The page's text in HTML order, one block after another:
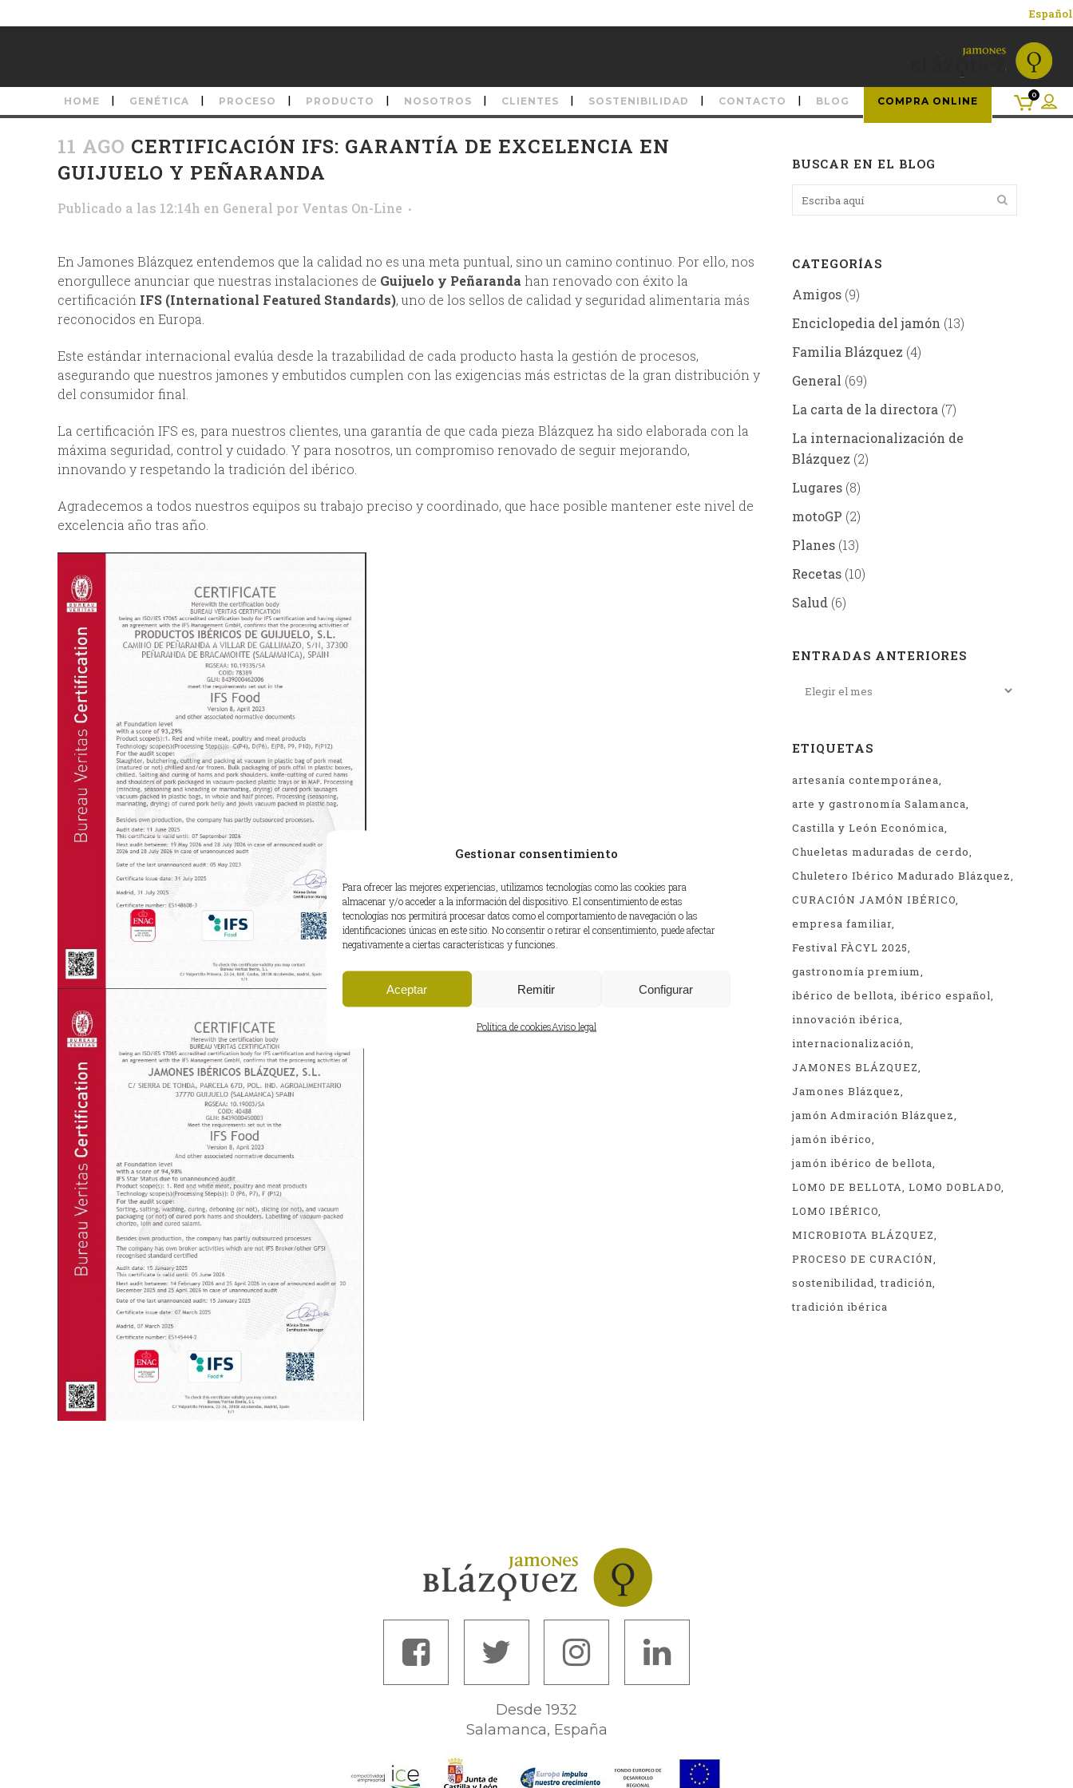
Gestionar consentimiento
Para ofrecer las mejores experiencias, utilizamos tecnologías como las cookies para
almacenar y/o acceder a la información del dispositivo. El consentimiento de estas
tecnologías nos permitirá procesar datos como el comportamiento de navegación o las
identificaciones únicas en este sitio. No consentir o retirar el consentimiento, puede afectar
negativamente a ciertas características y funciones.
Aceptar Remitir Configurar
Política de cookiesAviso legal
Español
HOME GENÉTICA PROCESO PRODUCTO NOSOTROS CLIENTES SOSTENIBILIDAD CONTACTO BLOG COMPRA ONLINE
0
11 AGO CERTIFICACIÓN IFS: GARANTÍA DE EXCELENCIA EN
GUIJUELO Y PEÑARANDA
Publicado a las 12:14h en General por Ventas On-Line
En Jamones Blázquez entendemos que la calidad no es una meta puntual, sino un camino continuo. Por ello, nos
enorgullece anunciar que nuestras instalaciones de Guijuelo y Peñaranda han renovado con éxito la
certificación IFS (International Featured Standards), uno de los sellos de calidad y seguridad alimentaria más
reconocidos en Europa.
Este estándar internacional evalúa desde la trazabilidad de cada producto hasta la gestión de procesos,
asegurando que nuestros jamones y embutidos cumplen con las exigencias más estrictas de la gran distribución y
del consumidor final.
La certificación IFS es, para nuestros clientes, una garantía de que cada pieza Blázquez ha sido elaborada con la
máxima seguridad, control y cuidado. Y para nosotros, un compromiso renovado de seguir mejorando,
innovando y respetando la tradición del ibérico.
Agradecemos a todos nuestros equipos su trabajo preciso y coordinado, que hace posible mantener este nivel de
excelencia año tras año.
BUSCAR EN EL BLOG
CATEGORÍAS
Amigos (9)
Enciclopedia del jamón (13)
Familia Blázquez (4)
General (69)
La carta de la directora (7)
La internacionalización de
Blázquez (2)
Lugares (8)
motoGP (2)
Planes (13)
Recetas (10)
Salud (6)
ENTRADAS ANTERIORES
ETIQUETAS
artesanía contemporánea
arte y gastronomía Salamanca
Castilla y León Económica
Chueletas maduradas de cerdo
Chuletero Ibérico Madurado Blázquez
CURACIÓN JAMÓN IBÉRICO
empresa familiar
Festival FÀCYL 2025
gastronomía premium
ibérico de bellota ibérico español
innovación ibérica
internacionalización
JAMONES BLÁZQUEZ
Jamones Blázquez
jamón Admiración Blázquez
jamón ibérico
jamón ibérico de bellota
LOMO DE BELLOTA LOMO DOBLADO
LOMO IBÉRICO
MICROBIOTA BLÁZQUEZ
PROCESO DE CURACIÓN
sostenibilidad tradición
tradición ibérica
Desde 1932
Salamanca, España